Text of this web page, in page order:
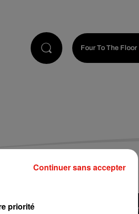
Four To The Floor
l'afficher, merci de nous
priorité
Continuer sans accepter